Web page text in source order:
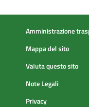
Amministrazione
Mappa del sito
Valuta questo sito
Note Legali
Privacy